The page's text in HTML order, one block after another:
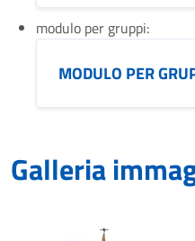
modulo per gruppi:
MODULO PER
Galleria